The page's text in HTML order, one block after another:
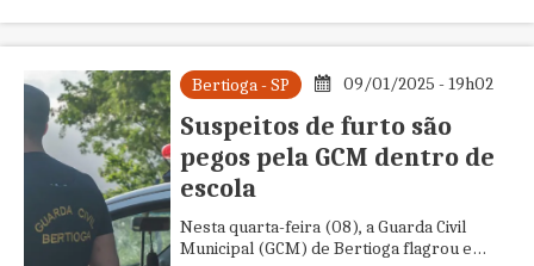
Bertioga - SP 09/01/2025 - 19h02
Suspeitos de furto são
pegos pela GCM dentro de
escola
Nesta quarta-feira (08), a Guarda Civil
Municipal (GCM) de Bertioga flagrou e